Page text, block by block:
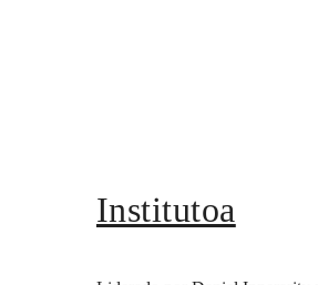
Institutoa